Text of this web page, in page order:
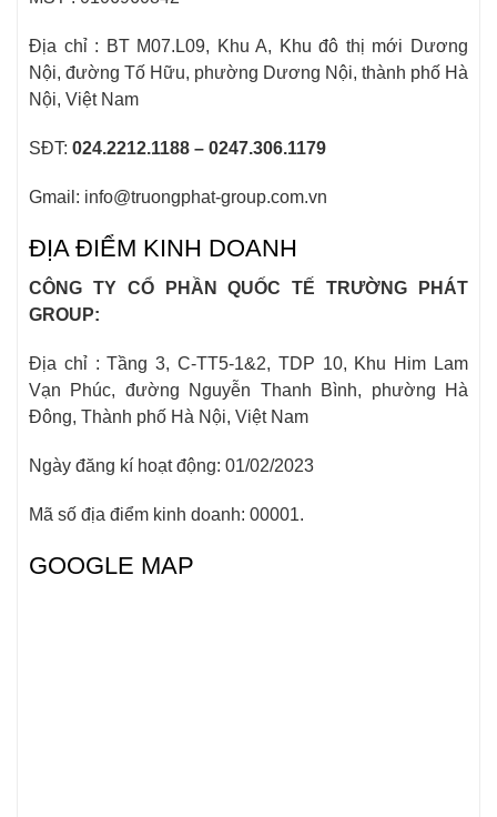
Địa chỉ : BT M07.L09, Khu A, Khu đô thị mới Dương
Nội, đường Tố Hữu, phường Dương Nội, thành phố Hà
Nội, Việt Nam
SĐT: 024.2212.1188 – 0247.306.1179
Gmail: info@truongphat-group.com.vn
ĐỊA ĐIỂM KINH DOANH
CÔNG TY CỔ PHẦN QUỐC TẾ TRƯỜNG PHÁT
GROUP:
Địa chỉ : Tầng 3, C-TT5-1&2, TDP 10, Khu Him Lam
Vạn Phúc, đường Nguyễn Thanh Bình, phường Hà
Đông, Thành phố Hà Nội, Việt Nam
Ngày đăng kí hoạt động: 01/02/2023
Mã số địa điểm kinh doanh: 00001.
GOOGLE MAP